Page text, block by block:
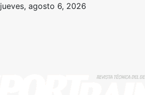
jueves, agosto 6, 2026